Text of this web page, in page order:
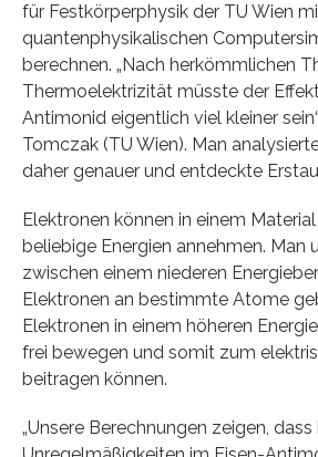
für Festkörperphysik der TU Wien
quantenphysikalischen
berechnen. „Nach herkömmlichen
Thermoelektrizität müsste der
Antimonid eigentlich viel kleiner
Tomczak (TU Wien). Man
daher genauer und entdeckte
Elektronen können in einem
beliebige Energien annehmen. Man
zwischen einem niederen
Elektronen an bestimmte Atome
Elektronen in einem höheren
frei bewegen und somit zum
beitragen können.
„Unsere Berechnungen zeigen, dass